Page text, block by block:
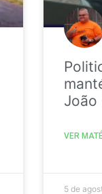
João
VER
5 de